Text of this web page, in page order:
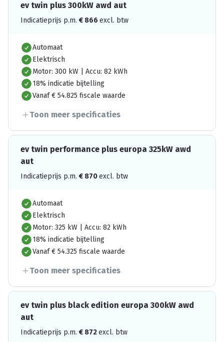
ev twin plus 300kW awd aut
Indicatieprijs p.m. € 866 excl. btw
Automaat
Elektrisch
Motor: 300 kW | Accu: 82 kWh
18% indicatie bijtelling
Vanaf € 54.825 fiscale waarde
Toon meer specificaties
ev twin performance plus europa 325kW awd
aut
Indicatieprijs p.m. € 870excl. btw
Automaat
Elektrisch
Motor: 325 kW | Accu: 82 kWh
18% indicatie bijtelling
Vanaf € 54.325 fiscale waarde
Toon meer specificaties
ev twin plus black edition europa 300kW awd
aut
Indicatieprijs p.m. € 872excl. btw